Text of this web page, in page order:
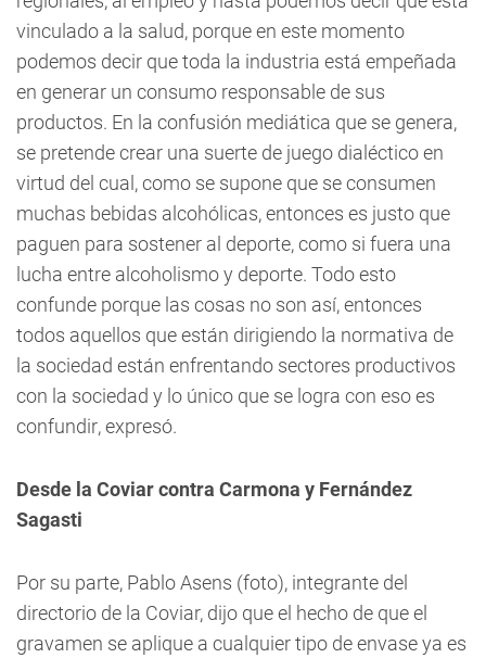
vinculado a la salud, porque en este momento
podemos decir que toda la industria está empeñada
en generar un consumo responsable de sus
productos. En la confusión mediática que se genera,
se pretende crear una suerte de juego dialéctico en
virtud del cual, como se supone que se consumen
muchas bebidas alcohólicas, entonces es justo que
paguen para sostener al deporte, como si fuera una
lucha entre alcoholismo y deporte. Todo esto
confunde porque las cosas no son así, entonces
todos aquellos que están dirigiendo la normativa de
la sociedad están enfrentando sectores productivos
con la sociedad y lo único que se logra con eso es
confundir, expresó.
Desde la Coviar contra Carmona y Fernández
Sagasti
Por su parte, Pablo Asens (foto), integrante del
directorio de la Coviar, dijo que el hecho de que el
gravamen se aplique a cualquier tipo de envase ya es